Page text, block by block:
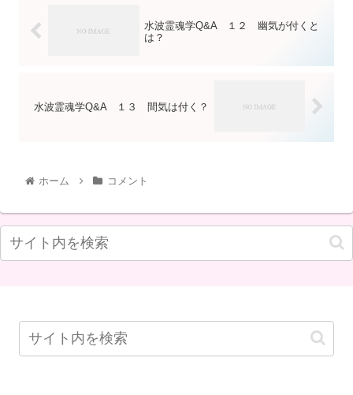
水波霊魂学Q&A １２ 幽気が付くと
は？
水波霊魂学Q&A １３ 間気は付く？
ホーム コメント